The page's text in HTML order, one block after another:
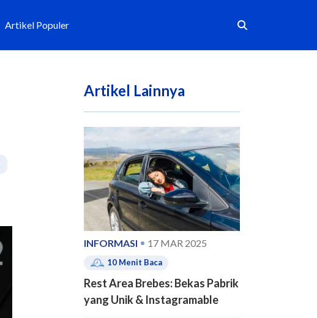
Artikel Populer
Artikel Lainnya
INFORMASI 17 MAR 2025
10 Menit Baca
Rest Area Brebes: Bekas Pabrik
yang Unik & Instagramable